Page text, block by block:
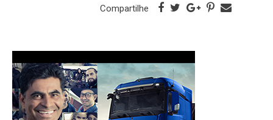
Compartilhe